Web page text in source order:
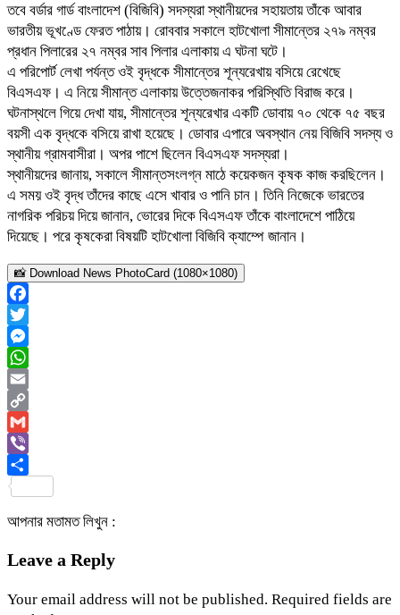
তবে বর্ডার গার্ড বাংলাদেশ (বিজিবি) সদস্যরা স্থানীয়দের সহায়তায় তাঁকে আবার
ভারতীয় ভূখণ্ডে ফেরত পাঠায়। রোববার সকালে হাটখোলা সীমান্তের ২৭৯ নম্বর
প্রধান পিলারের ২৭ নম্বর সাব পিলার এলাকায় এ ঘটনা ঘটে।
‎এ পরিপোর্ট লেখা পর্যন্ত ওই বৃদ্ধকে সীমান্তের শূন্যরেখায় বসিয়ে রেখেছে
বিএসএফ। এ নিয়ে সীমান্ত এলাকায় উত্তেজনাকর পরিস্থিতি বিরাজ করে।
‎ঘটনাস্থলে গিয়ে দেখা যায়, সীমান্তের শূন্যরেখার একটি ডোবায় ৭০ থেকে ৭৫ বছর
বয়সী এক বৃদ্ধকে বসিয়ে রাখা হয়েছে। ডোবার এপারে অবস্থান নেয় বিজিবি সদস্য ও
স্থানীয় গ্রামবাসীরা। অপর পাশে ছিলেন বিএসএফ সদস্যরা।
‎স্থানীয়দের জানায়, সকালে সীমান্তসংলগ্ন মাঠে কয়েকজন কৃষক কাজ করছিলেন।
এ সময় ওই বৃদ্ধ তাঁদের কাছে এসে খাবার ও পানি চান। তিনি নিজেকে ভারতের
নাগরিক পরিচয় দিয়ে জানান, ভোরের দিকে বিএসএফ তাঁকে বাংলাদেশে পাঠিয়ে
দিয়েছে। পরে কৃষকেরা বিষয়টি হাটখোলা বিজিবি ক্যাম্পে জানান।
📸 Download News PhotoCard (1080×1080)
Facebook
Twitter
Messenger
WhatsApp
Email
Copy
Link
Gmail
Viber
আপনার মতামত লিখুন :
Leave a Reply
Your email address will not be published. Required fields are